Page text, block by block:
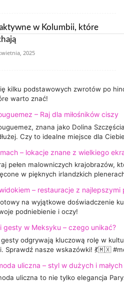
w Kolumbii, które
2025
kilku podstawowych zwrotów po
warto znać!
– Raj dla miłośników ciszy
znana jako Dolina
Czy to idealne miejsce dla
– lokacje znane z wielkiego
pełen malowniczych krajobrazów,
w pięknych irlandzkich
– restauracje z najlepszymi
na wyjątkowe doświadczenie
podniebienie i oczy!
gesty w Meksyku – czego unikać?
gesty odgrywają kluczową rolę w
Sprawdź nasze wskazówki! 💃🇲🇽
uliczna – styl w dużych i
uliczna to nie tylko elegancja